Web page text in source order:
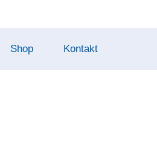
Shop Kontakt